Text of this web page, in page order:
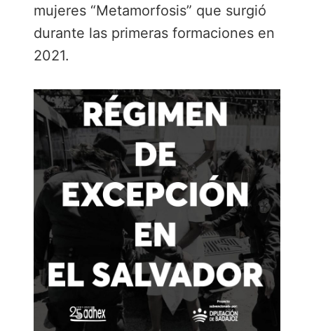
mujeres “Metamorfosis” que surgió
durante las primeras formaciones en
2021.